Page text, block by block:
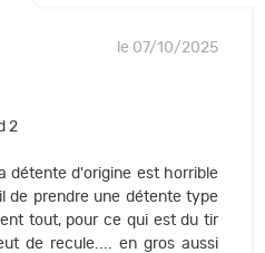
le 07/10/2025
2
détente d'origine est horrible
de prendre une détente type
tout, pour ce qui est du tir
de recule.... en gros aussi